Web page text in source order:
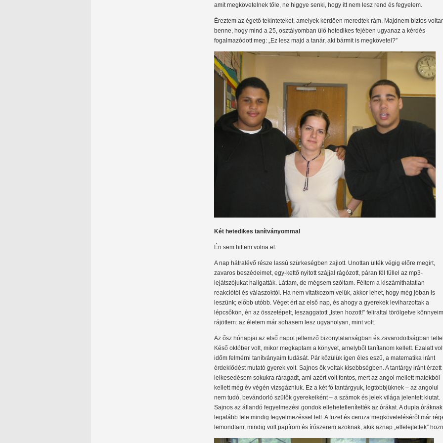
amit megkövetelnek tőle, ne higgye senki, hogy itt nem lesz rend és fegyelem.
Éreztem az égető tekinteteket, amelyek kérdően meredtek rám. Majdnem biztos
benne, hogy mind a 25, osztályomban ülő hetedikes fejében ugyanaz a kérdés
fogalmazódott meg: „Ez lesz majd a tanár, aki bármit is megkövetel?”
Két hetedikes tanítványommal
Én sem hittem volna el.
A nap hátralévő része lassú szürkeségben zajlott. Unottan ülték végig előre megirt,
zavaros beszédeimet, egy-kettő nyitott szájjal rágózott, páran fél füllel az mp3-
lejátszójukat hallgatták. Láttam, de mégsem szóltam. Féltem a kiszámíthatatlan
reakciótól és válaszoktól. Ha nem vitatkozom velük, akkor lehet, hogy még jóban is
leszünk; előbb utóbb. Véget ért az első nap, és ahogy a gyerekek leviharzottak a
lépcsőkön, én az összetépett, leszaggatott „Isten hozott!” felirattal törölgetve
rájöttem: az életem már sohasem lesz ugyanolyan, mint volt.
Az ősz hónapjai az első napot jellemző bizonytalanságban és zavarodottságban
Késő október volt, mikor megkaptam a könyvet, amelyből tanítanom kellett. Ezalatt
időm felmérni tanítványaim tudását. Pár közülük igen éles eszű, a matematika iránt
érdeklődést mutató gyerek volt. Sajnos ők voltak kisebbségben. A tantárgy iránt érzett
lelkesedésem sokukra ráragadt, ami azért volt fontos, mert az angol mellett matekból
kellett még év végén vizsgázniuk. Ez a két fő tantárgyuk, legtöbbjüknek – az angolul
nem tudó, bevándorló szülők gyerekeiként – a számok és jelek világa jelentett kiutat.
Sajnos az állandó fegyelmezési gondok ellehetetlenítették az órákat. A dupla óráknak
legalább fele mindig fegyelmezéssel telt. A füzet és ceruza megköveteléséről már
lemondtam, mindig volt papírom és írószerem azoknak, akik aznap „elfelejtettek”